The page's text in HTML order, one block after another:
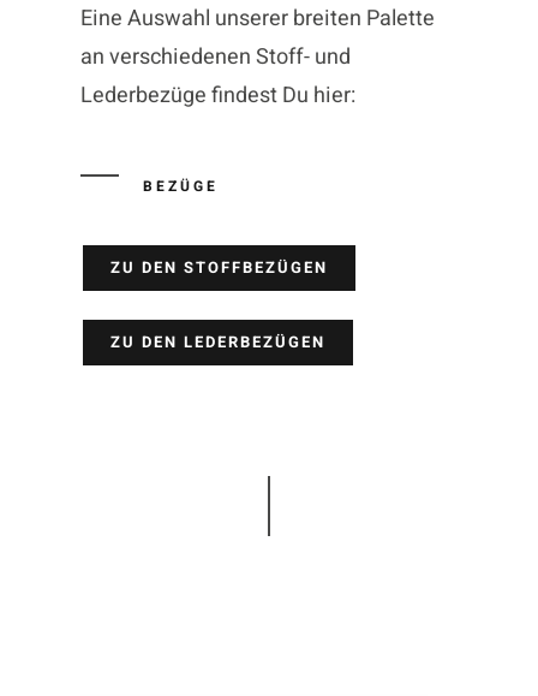
Eine Auswahl unserer breiten Palette
an verschiedenen Stoff- und
Lederbezüge findest Du hier:
BEZÜGE
ZU DEN STOFFBEZÜGEN
ZU DEN LEDERBEZÜGEN